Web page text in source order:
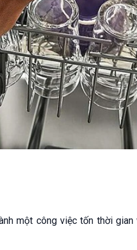
một công việc tốn thời